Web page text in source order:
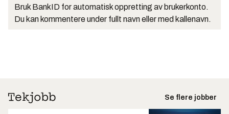
Bruk BankID for automatisk oppretting av brukerkonto.
Du kan kommentere under fullt navn eller med kallenavn.
Se flere jobber